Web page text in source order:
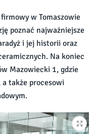
w Tomaszowie
poznać najważniejsze
i jej historii oraz
Na koniec
Mazowiecki 1, gdzie
także procesowi